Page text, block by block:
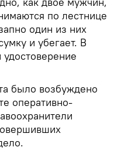
по лестнице
один из них
и убегает. В
было возбуждено
оперативно-